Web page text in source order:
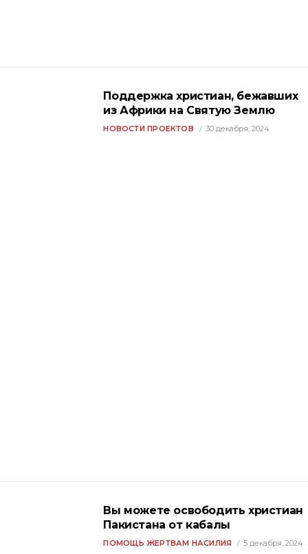
Поддержка христиан, бежавших
из Африки на Святую Землю
НОВОСТИ ПРОЕКТОВ 30 декабря, 2024
Вы можете освободить христиан
Пакистана от кабалы
ПОМОЩЬ ЖЕРТВАМ НАСИЛИЯ 5 декабря, 2024